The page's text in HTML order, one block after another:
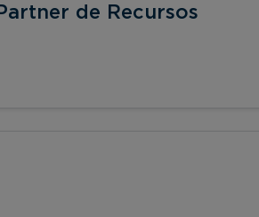
de Recursos